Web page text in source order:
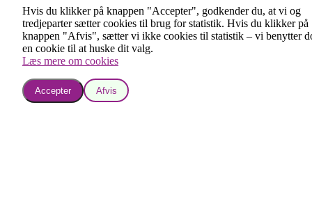
Hvis du klikker på knappen "Accepter", godkender du, at vi og
tredjeparter sætter cookies til brug for statistik. Hvis du klikker på
knappen "Afvis", sætter vi ikke cookies til statistik – vi benytter
en cookie til at huske dit valg.
Læs mere om cookies
Accepter Afvis